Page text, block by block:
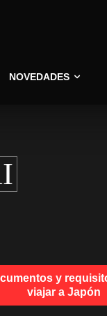
NOVEDADES
y
viajar a Japón